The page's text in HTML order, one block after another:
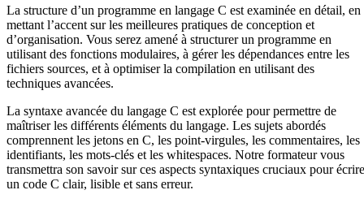
La structure d’un programme en langage C est examinée en détail, en
mettant l’accent sur les meilleures pratiques de conception et
d’organisation. Vous serez amené à structurer un programme en
utilisant des fonctions modulaires, à gérer les dépendances entre les
fichiers sources, et à optimiser la compilation en utilisant des
techniques avancées.
La syntaxe avancée du langage C est explorée pour permettre de
maîtriser les différents éléments du langage. Les sujets abordés
comprennent les jetons en C, les point-virgules, les commentaires, les
identifiants, les mots-clés et les whitespaces. Notre formateur vous
transmettra son savoir sur ces aspects syntaxiques cruciaux pour écrire
un code C clair, lisible et sans erreur.